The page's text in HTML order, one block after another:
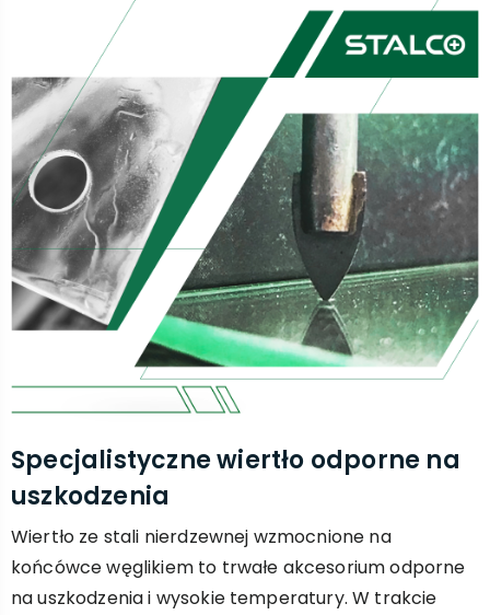
Specjalistyczne wiertło odporne na
uszkodzenia
Wiertło ze stali nierdzewnej wzmocnione na
końcówce węglikiem to trwałe akcesorium odporne
na uszkodzenia i wysokie temperatury. W trakcie